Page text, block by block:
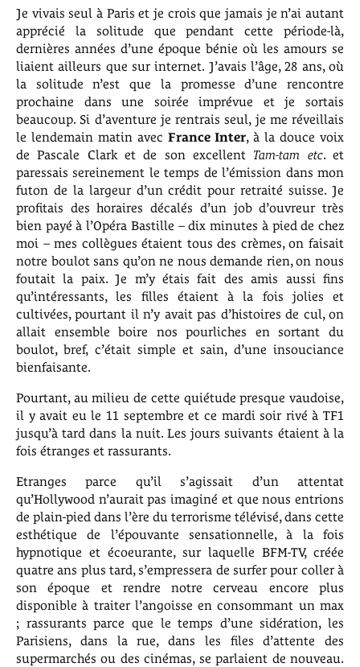
Je vivais seul à Paris et je crois que jamais je n’ai autant
apprécié la solitude que pendant cette période-là,
dernières années d’une époque bénie où les amours se
liaient ailleurs que sur internet. J’avais l’âge, 28 ans, où
la solitude n’est que la promesse d’une rencontre
prochaine dans une soirée imprévue et je sortais
beaucoup. Si d’aventure je rentrais seul, je me réveillais
le lendemain matin avec France Inter, à la douce voix
de Pascale Clark et de son excellent Tam-tam etc. et
paressais sereinement le temps de l’émission dans mon
futon de la largeur d’un crédit pour retraité suisse. Je
profitais des horaires décalés d’un job d’ouvreur très
bien payé à l’Opéra Bastille – dix minutes à pied de chez
moi – mes collègues étaient tous des crèmes, on faisait
notre boulot sans qu’on ne nous demande rien, on nous
foutait la paix. Je m’y étais fait des amis aussi fins
qu’intéressants, les filles étaient à la fois jolies et
cultivées, pourtant il n’y avait pas d’histoires de cul, on
allait ensemble boire nos pourliches en sortant du
boulot, bref, c’était simple et sain, d’une insouciance
bienfaisante.
Pourtant, au milieu de cette quiétude presque vaudoise,
il y avait eu le 11 septembre et ce mardi soir rivé à TF1
jusqu’à tard dans la nuit. Les jours suivants étaient à la
fois étranges et rassurants.
Etranges parce qu’il s’agissait d’un attentat
qu’Hollywood n’aurait pas imaginé et que nous entrions
de plain-pied dans l’ère du terrorisme télévisé, dans cette
esthétique de l’épouvante sensationnelle, à la fois
hypnotique et écoeurante, sur laquelle BFM-TV, créée
quatre ans plus tard, s’empressera de surfer pour coller à
son époque et rendre notre cerveau encore plus
disponible à traiter l’angoisse en consommant un max
; rassurants parce que le temps d’une sidération, les
Parisiens, dans la rue, dans les files d’attente des
supermarchés ou des cinémas, se parlaient de nouveau.